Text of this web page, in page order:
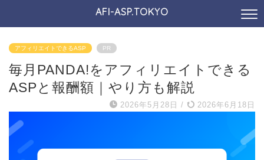
AFI-ASP.TOKYO
アフィリエイトできるASP PR
毎月PANDA!をアフィリエイトできる
ASPと報酬額｜やり方も解説
2026年5月28日 / 2026年6月18日